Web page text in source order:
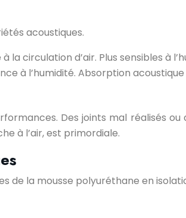
acoustiques.
circulation d’air. Plus sensibles à
à l’humidité. Absorption
Des joints mal réalisés
à l’air, est primordiale.
de la mousse polyuréthane en